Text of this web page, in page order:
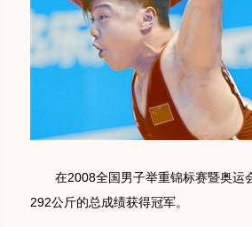
在2008全国男子举重锦标赛暨奥运
292公斤的总成绩获得冠军。